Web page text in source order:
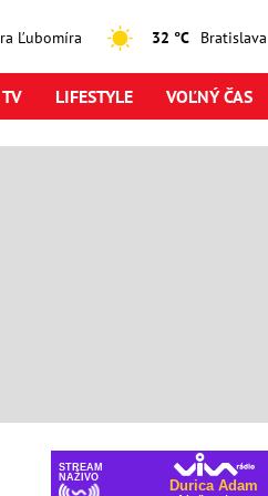
Ľubomíra 32 °C
LIFESTYLE VOĽNÝ ČAS
STREAM
NAŽIVO
Durica Adam